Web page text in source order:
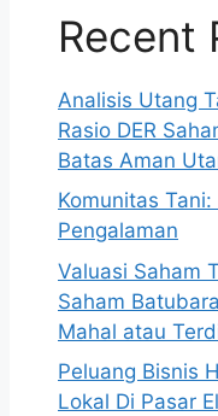
Recent
Analisis Utang
Rasio DER
Batas Aman
Komunitas
Pengalaman
Valuasi Saham
Saham
Mahal atau
Peluang Bisnis
Lokal Di Pasar